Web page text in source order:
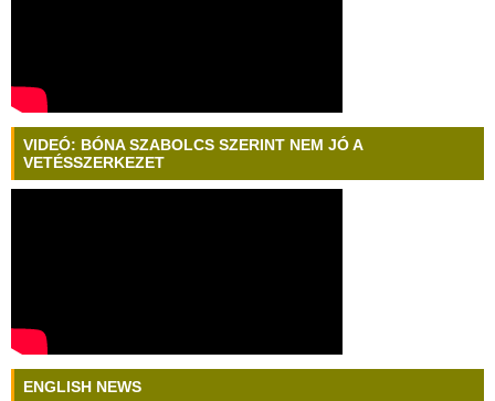
VIDEÓ: BÓNA SZABOLCS SZERINT NEM JÓ A
VETÉSSZERKEZET
ENGLISH NEWS